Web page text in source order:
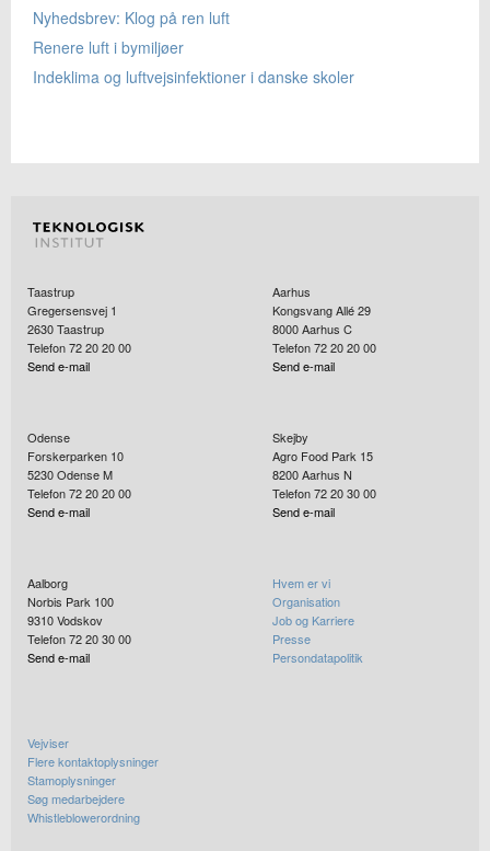
Nyhedsbrev: Klog på ren luft
Renere luft i bymiljøer
Indeklima og luftvejsinfektioner i danske skoler
Taastrup
Gregersensvej 1
2630Taastrup
Telefon 72 20 20 00
Send e-mail
Aarhus
Kongsvang Allé 29
8000Aarhus C
Telefon 72 20 20 00
Send e-mail
Odense
Forskerparken 10
5230Odense M
Telefon 72 20 20 00
Send e-mail
Skejby
Agro Food Park 15
8200Aarhus N
Telefon 72 20 30 00
Send e-mail
Aalborg
Norbis Park 100
9310Vodskov
Telefon 72 20 30 00
Send e-mail
Hvem er vi
Organisation
Job og Karriere
Presse
Persondatapolitik
Vejviser
Flere kontaktoplysninger
Stamoplysninger
Søg medarbejdere
Whistleblowerordning